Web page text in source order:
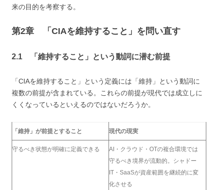
来の目的を考察する。
第2章 「CIAを維持すること」を問い直す
2.1 「維持すること」という動詞に潜む前提
「CIAを維持すること」という定義には「維持」という動詞に
複数の前提が含まれている。これらの前提が現代では成立しに
くくなっているといえるのではないだろうか。
「維持」が前提とすること 現代の現実
守るべき状態が明確に定義できる
AI・クラウド・OTの複合環境では
守るべき境界が流動的。シャドー
IT・SaaSが資産範囲を継続的に変
化させる